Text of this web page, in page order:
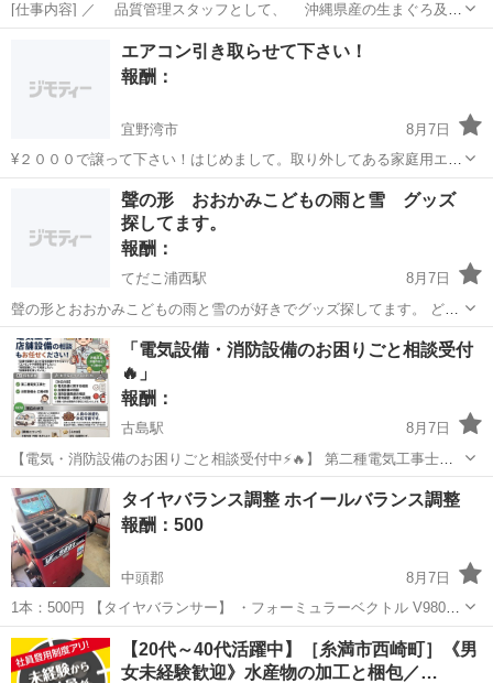
[仕事内容] ／ 品質管理スタッフとして、 沖縄県産の生まぐろ及び
介護食を全国に広めよう！ ＼ 品質管理の経験が活かせる！新規事業の
介護食の中核メンバーを募集！ 理数系の学校卒なら未経験でもOK！
サポート体制が整って...
エアコン引き取らせて下さい！
報酬：
宜野湾市
8月7日
¥２０００で譲って下さい！はじめまして。取り外してある家庭用エア
コン探してます！ 動作未確認OK! 基本午後からお伺いできます！！ ご
検討よろしくおねがいします！
宜野湾市 買いたい/ください
聲の形 おおかみこどもの雨と雪 グッズ
探してます。
報酬：
てだこ浦西駅
8月7日
聲の形とおおかみこどもの雨と雪のが好きでグッズ探してます。 どち
らもDVDと漫画、パンフレットは持ってますがグッズはぜんぜん持っ
てないのでお願いします
沖縄 沖縄市 てだこ浦西駅 買いたい/ください
「電気設備・消防設備のお困りごと相談受付
🔥」
報酬：
古島駅
8月7日
【電気・消防設備のお困りごと相談受付中⚡🔥】 第二種電気工事士・
消防設備士乙種4類の資格を保有しています。 「店舗を開業するけど
電気設備が分からない」 「コンセントや照明を増やしたい」 「消防設
備について相談したい」 「...
沖縄 那覇市 古島駅 手伝いたい/助けたい
タイヤバランス調整 ホイールバランス調整
報酬：500
中頭郡
8月7日
1本：500円 【タイヤバランサー】 ・フォーミュラーベクトル V9801
・対象ホイール ⇒径：8～30インチ ⇒幅：3.5～20インチ ⇒最
大重量：65Kg 【注意事項】 ・車のみ、バイク不...
沖縄 中頭郡 手伝いたい/助けたい
【20代～40代活躍中】［糸満市西崎町］《男
女未経験歓迎》水産物の加工と梱包／…